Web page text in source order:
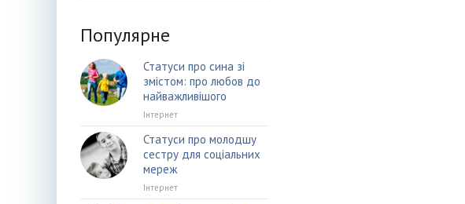
Популярне
Статуси про сина зі
змістом: про любов до
найважливішого
Інтернет
Статуси про молодшу
сестру для соціальних
мереж
Інтернет